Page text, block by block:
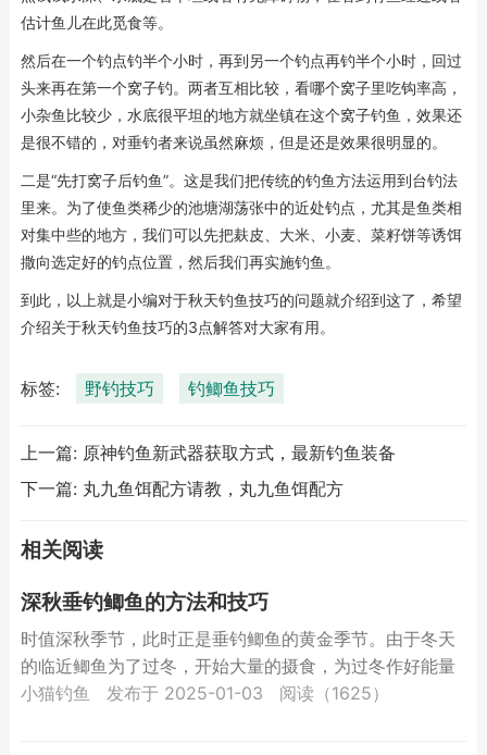
估计鱼儿在此觅食等。
然后在一个钓点钓半个小时，再到另一个钓点再钓半个小时，回过
头来再在第一个窝子钓。两者互相比较，看哪个窝子里吃钩率高，
小杂鱼比较少，水底很平坦的地方就坐镇在这个窝子钓鱼，效果还
是很不错的，对垂钓者来说虽然麻烦，但是还是效果很明显的。
二是“先打窝子后钓鱼”。这是我们把传统的钓鱼方法运用到台钓法
里来。为了使鱼类稀少的池塘湖荡张中的近处钓点，尤其是鱼类相
对集中些的地方，我们可以先把麸皮、大米、小麦、菜籽饼等诱饵
撒向选定好的钓点位置，然后我们再实施钓鱼。
到此，以上就是小编对于秋天钓鱼技巧的问题就介绍到这了，希望
介绍关于秋天钓鱼技巧的3点解答对大家有用。
标签: 野钓技巧 钓鲫鱼技巧
上一篇: 原神钓鱼新武器获取方式，最新钓鱼装备
下一篇: 丸九鱼饵配方请教，丸九鱼饵配方
相关阅读
深秋垂钓鲫鱼的方法和技巧
时值深秋季节，此时正是垂钓鲫鱼的黄金季节。由于冬天
的临近鲫鱼为了过冬，开始大量的摄食，为过冬作好能量
的储备。在这一段时间钓鱼鲫鱼的上钩率是比较高的，而
小猫钓鱼 发布于 2025-01-03 阅读（1625）